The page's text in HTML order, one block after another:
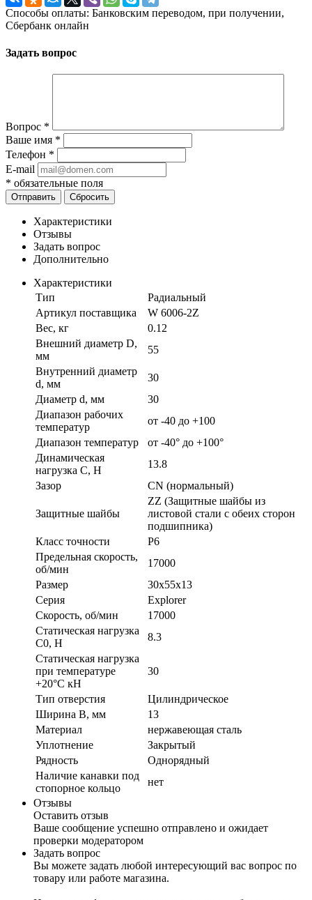
Способы оплаты: Банковским переводом, при получении,
Сбербанк онлайн
Задать вопрос
Вопрос *
Ваше имя *
Телефон *
E-mail
* обязательные поля
Отправить Сбросить
Характеристики
Отзывы
Задать вопрос
Дополнительно
Характеристики
Тип
Радиальный
Артикул поставщика
W 6006-2Z
Вес, кг
0.12
Внешний диаметр D,
мм
55
Внутренний диаметр
d, мм
30
Диаметр d, мм
30
Диапазон рабочих
температур
от -40 до +100
Диапазон температур
от -40° до +100°
Динамическая
нагрузка C, Н
13.8
Зазор
CN (нормальный)
Защитные шайбы
ZZ (Защитные шайбы из
листовой стали с обеих сторон
подшипника)
Класс точности
P6
Предельная скорость,
об/мин
17000
Размер
30х55х13
Серия
Explorer
Скорость, об/мин
17000
Статическая нагрузка
C0, Н
8.3
Статическая нагрузка
при температуре
+20°С кН
30
Тип отверстия
Цилиндрическое
Ширина B, мм
13
Материал
нержавеющая сталь
Уплотнение
Закрытый
Рядность
Однорядный
Наличие канавки под
стопорное кольцо
нет
Отзывы
Оставить отзыв
Ваше сообщение успешно отправлено и ожидает
проверки модератором
Задать вопрос
Вы можете задать любой интересующий вас вопрос по
товару или работе магазина.